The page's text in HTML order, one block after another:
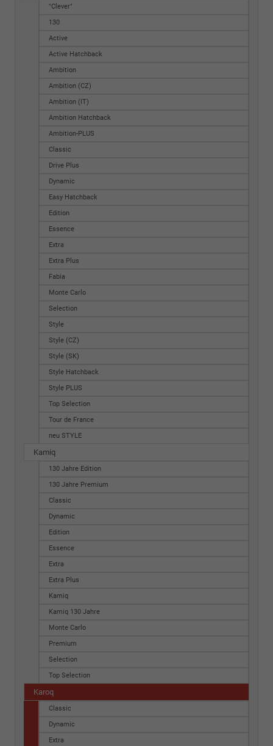
"Clever"
130
Active
Active Hatchback
Ambition
Ambition (CZ)
Ambition (IT)
Ambition Hatchback
Ambition-PLUS
Classic
Drive Plus
Dynamic
Easy Hatchback
Edition
Essence
Extra
Extra Plus
Fabia
Monte Carlo
Selection
Style
Style (CZ)
Style (SK)
Style Hatchback
Style PLUS
Top Selection
Tour de France
neu STYLE
Kamiq
130 Jahre Edition
130 Jahre Premium
Classic
Dynamic
Edition
Essence
Extra
Extra Plus
Kamiq
Kamiq 130 Jahre
Monte Carlo
Premium
Selection
Top Selection
Karoq
Classic
Dynamic
Extra